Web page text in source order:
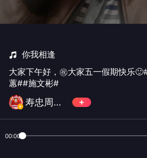
你我相逢
大家下午好，㊗大家五一假期快乐
蕙##施文彬#
寿忠周日更新
00:00